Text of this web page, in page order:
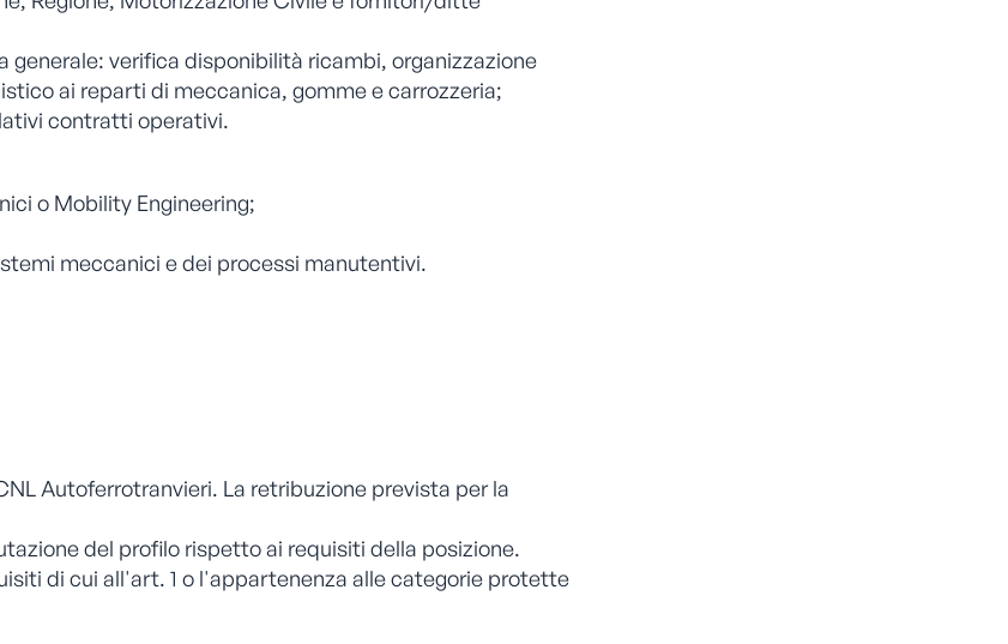
generale: verifica disponibilità ricambi, organizzazione
ai reparti di meccanica, gomme e carrozzeria;
contratti operativi.
o Mobility Engineering;
meccanici e dei processi manutentivi.
Autoferrotranvieri. La retribuzione prevista per la
del profilo rispetto ai requisiti della posizione.
di cui all'art. 1 o l'appartenenza alle categorie protette